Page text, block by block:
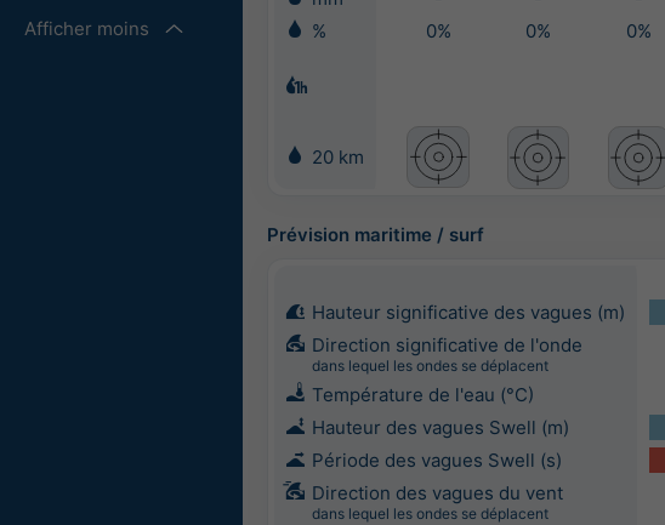
Afficher moins
%
0% 0% 0%
20 km
Prévision maritime / surf
Hauteur significative des vagues (m)
Direction significative de l'onde
dans lequel les ondes se déplacent
Température de l'eau (°C)
Hauteur des vagues Swell (m)
Période des vagues Swell (s)
Direction des vagues du vent
dans lequel les ondes se déplacent